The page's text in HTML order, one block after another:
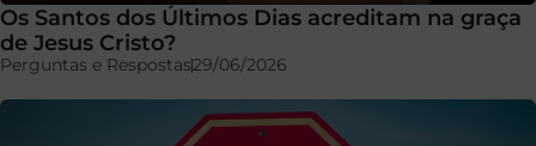
Os Santos dos Últimos Dias acreditam na graça
de Jesus Cristo?
Perguntas e Respostas29/06/2026